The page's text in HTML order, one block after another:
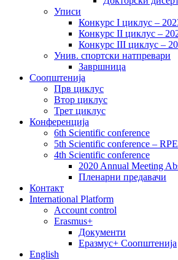
Уписи
Конкурс I циклус –
Конкурс II циклус –
Конкурс III циклус –
Унив. спортски натпревари
Завршница
Соопштенија
Прв циклус
Втор циклус
Трет циклус
Конференција
6th Scientific conference
5th Scientific conference –
4th Scientific conference
2020 Annual Meeting
Пленарни предавачи
Контакт
International Platform
Account control
Erasmus+
Документи
Еразмус+ Соопштенија
English